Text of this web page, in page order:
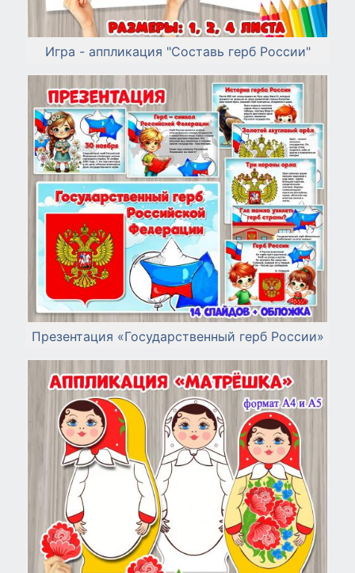
Игра - аппликация "Составь герб России"
Презентация «Государственный герб России»